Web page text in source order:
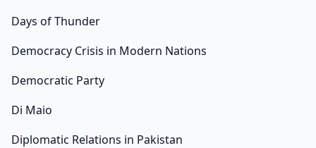
Days of Thunder
Democracy Crisis in Modern Nations
Democratic Party
Di Maio
Diplomatic Relations in Pakistan